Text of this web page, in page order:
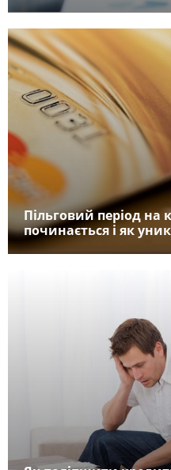
Пільговий період на
починається і як